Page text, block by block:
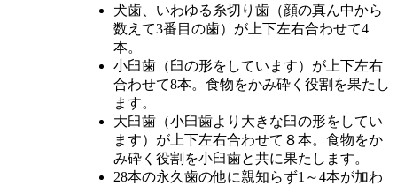
犬歯、いわゆる糸切り歯（顔の真ん中から
数えて3番目の歯）が上下左右合わせて4
本。
小臼歯（臼の形をしています）が上下左右
合わせて8本。食物をかみ砕く役割を果たし
ます。
大臼歯（小臼歯より大きな臼の形をしてい
ます）が上下左右合わせて８本。食物をか
み砕く役割を小臼歯と共に果たします。
28本の永久歯の他に親知らず1～4本が加わ